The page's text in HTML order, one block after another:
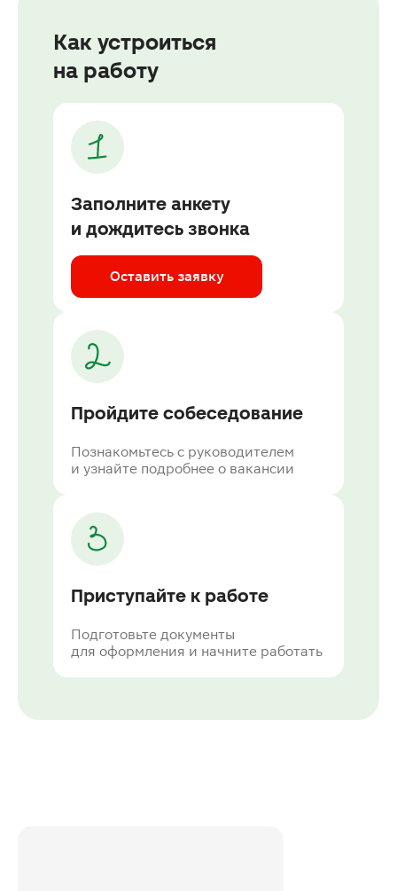
Как устроиться
на работу
Заполните анкету
и дождитесь звонка
Оставить заявку
Пройдите собеседование
Познакомьтесь с руководителем
и узнайте подробнее о вакансии
Приступайте к работе
Подготовьте документы
для оформления и начните работать